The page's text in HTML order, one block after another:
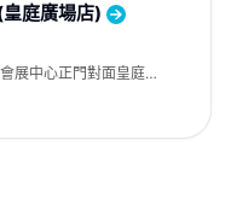
庭廣場店)
展中心正門對面皇庭廣